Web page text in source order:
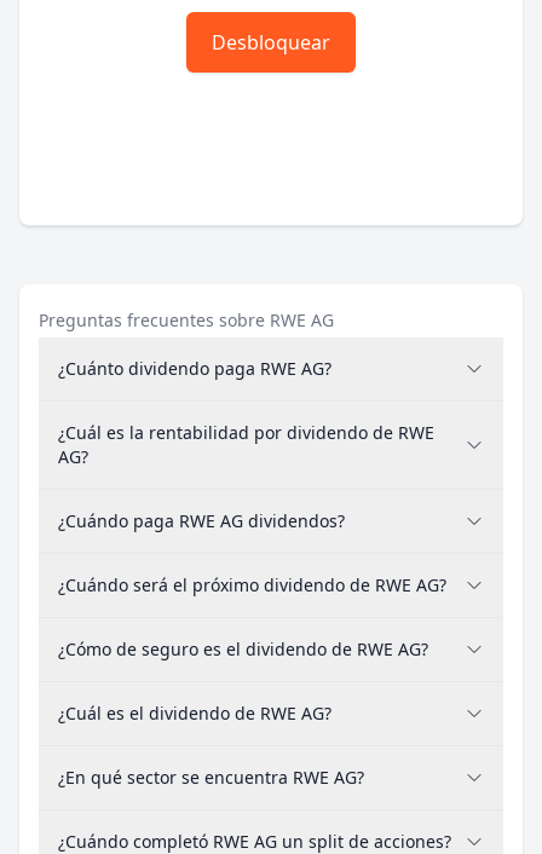
Desbloquear
Preguntas frecuentes sobre RWE AG
¿Cuánto dividendo paga RWE AG?
¿Cuál es la rentabilidad por dividendo de RWE
AG?
¿Cuándo paga RWE AG dividendos?
¿Cuándo será el próximo dividendo de RWE AG?
¿Cómo de seguro es el dividendo de RWE AG?
¿Cuál es el dividendo de RWE AG?
¿En qué sector se encuentra RWE AG?
¿Cuándo completó RWE AG un split de acciones?